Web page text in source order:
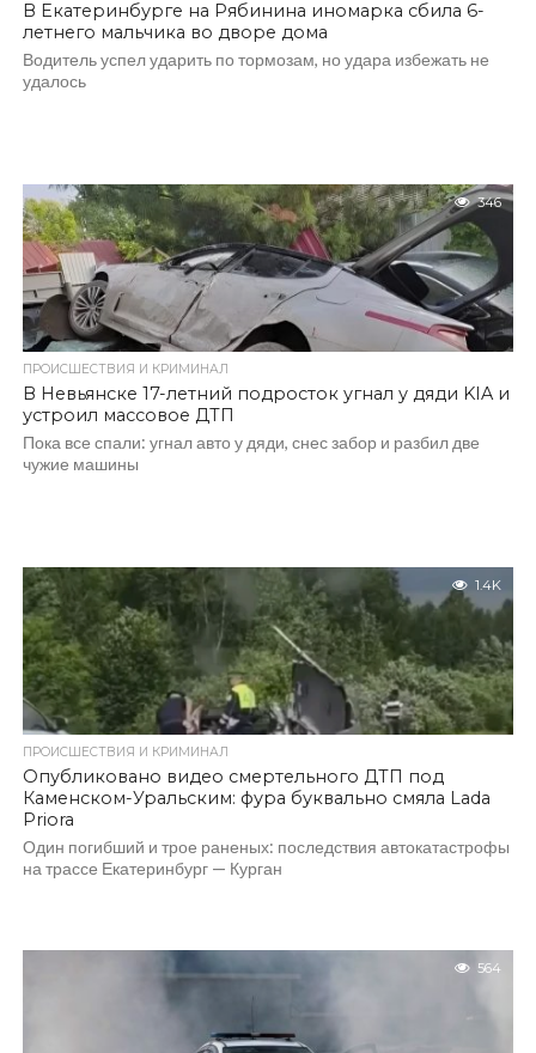
В Екатеринбурге на Рябинина иномарка сбила 6-
летнего мальчика во дворе дома
Водитель успел ударить по тормозам, но удара избежать не
удалось
346
ПРОИСШЕСТВИЯ И КРИМИНАЛ
В Невьянске 17-летний подросток угнал у дяди KIA и
устроил массовое ДТП
Пока все спали: угнал авто у дяди, снес забор и разбил две
чужие машины
1.4K
ПРОИСШЕСТВИЯ И КРИМИНАЛ
Опубликовано видео смертельного ДТП под
Каменском-Уральским: фура буквально смяла Lada
Priora
Один погибший и трое раненых: последствия автокатастрофы
на трассе Екатеринбург — Курган
564